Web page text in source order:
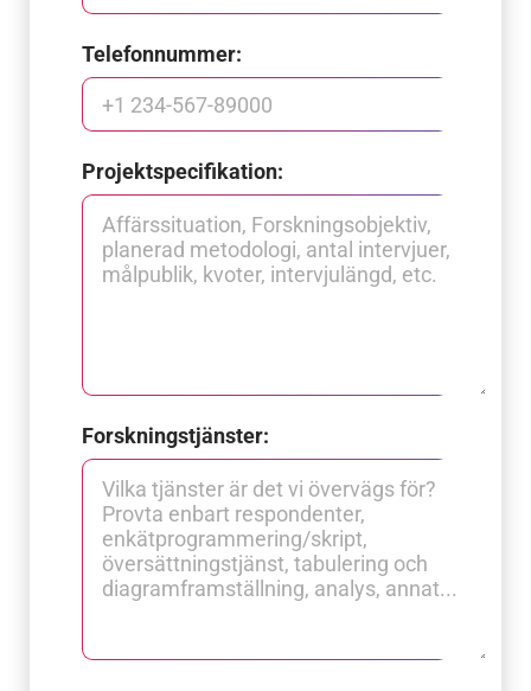
Telefonnummer:
Projektspecifikation:
Forskningstjänster: